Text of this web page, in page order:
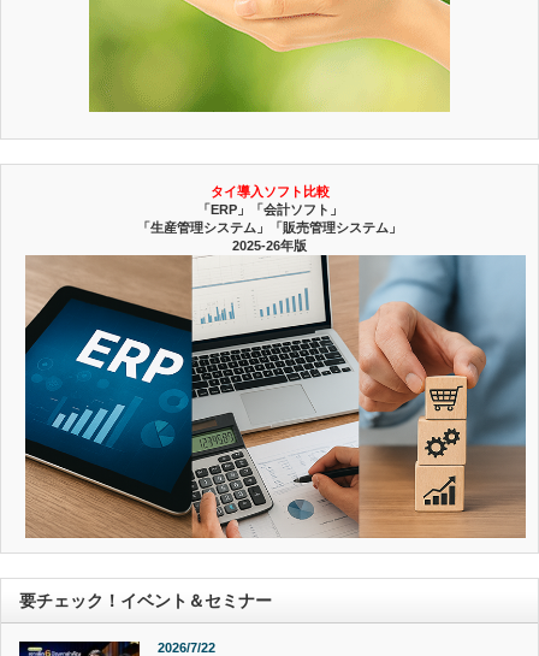
タイ導入ソフト比較
「ERP」「会計ソフト」
「生産管理システム」「販売管理システム」
2025-26年版
要チェック！イベント＆セミナー
2026/7/22